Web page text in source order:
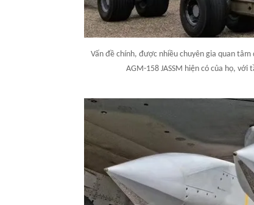
Vấn đề chính, được nhiều chuyên gia quan
AGM-158 JASSM hiện có của họ,